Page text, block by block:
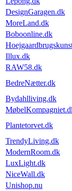
DesignGaragen.dk
MoreLand.dk
Boboonline.dk
Illux.dk
RAW58.dk
BedreNætter.dk
Bydahlliving.dk
Plantetorvet.dk
TrendyLiving.dk
ModernRoom.dk
LuxLight.dk
NiceWall.dk
Unishop.nu